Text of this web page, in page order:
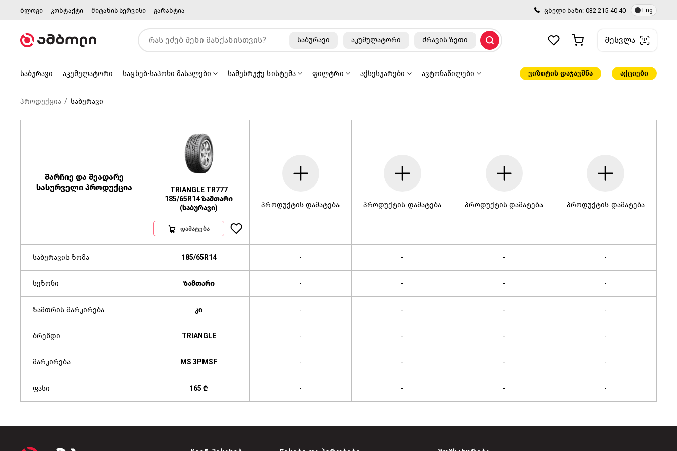
ბლოგი კონტაქტი მიტანის სერვისი გარანტია ცხელი ხაზი: 032 215 40 40 Eng
საბურავი აკუმულატორი ძრავის ზეთი შესვლა
საბურავი აკუმულატორი საცხებ-საპოხი მასალები სამუხრუჭე სისტემა ფილტრი აქსესუარები ავტონაწილები ვიზიტის დაჯავშნა აქციები
პროდუქცია საბურავი
შარჩიე და შეადარე
სასურველი პროდუქცია
TRIANGLE TR777
185/65R14 ზამთარი
(საბურავი)
დამატება
პროდუქტის დამატება პროდუქტის დამატება პროდუქტის დამატება პროდუქტის დამატება
საბურავის ზომა 185/65R14 - - - -
სეზონი ზამთარი - - - -
ზამთრის მარკირება კი - - - -
ბრენდი TRIANGLE - - - -
მარკირება MS 3PMSF - - - -
ფასი 165 ₾ - - - -